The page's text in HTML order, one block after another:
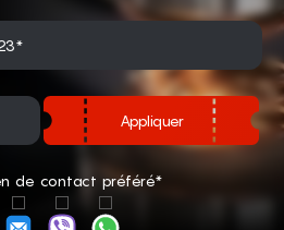
Appliquer
de contact préféré*